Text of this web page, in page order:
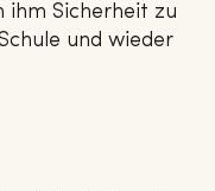
ihm Sicherheit zu
und wieder